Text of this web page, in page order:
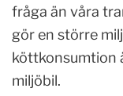
fråga än våra
gör en större
köttkonsumtion
miljöbil.